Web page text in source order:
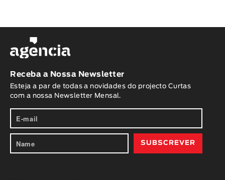
Receba a Nossa Newsletter
Esteja a par de todas a novidades do projecto Curtas
com a nossa Newsletter Mensal.